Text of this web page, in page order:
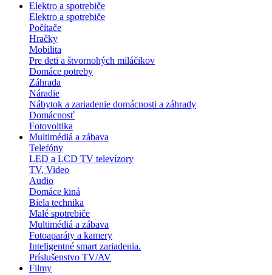
Elektro a spotrebiče
Elektro a spotrebiče
Počítače
Hračky
Mobilita
Pre deti a štvornohých miláčikov
Domáce potreby
Záhrada
Náradie
Nábytok a zariadenie domácnosti a záhrady
Domácnosť
Fotovoltika
Multimédiá a zábava
Telefóny
LED a LCD TV televízory
TV, Video
Audio
Domáce kiná
Biela technika
Malé spotrebiče
Multimédiá a zábava
Fotoaparáty a kamery
Inteligentné smart zariadenia.
Príslušenstvo TV/AV
Filmy